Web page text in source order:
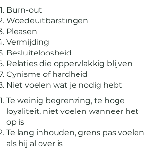
Burn-out
Woedeuitbarstingen
Pleasen
Vermijding
Besluiteloosheid
Relaties die oppervlakkig blijven
Cynisme of hardheid
Niet voelen wat je nodig hebt
Te weinig begrenzing, te hoge
loyaliteit, niet voelen wanneer het
op is
Te lang inhouden, grens pas voelen
als hij al over is